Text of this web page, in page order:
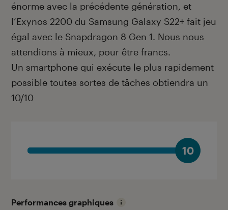
énorme avec la précédente génération, et
l’Exynos 2200 du Samsung Galaxy S22+ fait jeu
égal avec le Snapdragon 8 Gen 1. Nous nous
attendions à mieux, pour être francs.
Un smartphone qui exécute le plus rapidement
possible toutes sortes de tâches obtiendra un
10/10
10
Performances graphiques